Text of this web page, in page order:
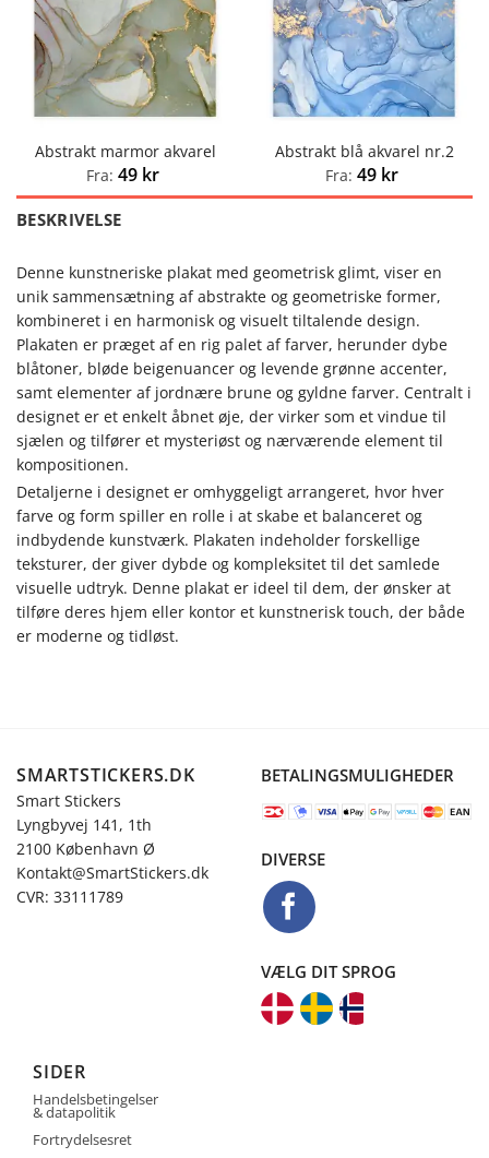
Abstrakt marmor akvarel
Fra: 49 kr
Abstrakt blå akvarel nr.2
Fra: 49 kr
BESKRIVELSE
Denne kunstneriske plakat med geometrisk glimt, viser en
unik sammensætning af abstrakte og geometriske former,
kombineret i en harmonisk og visuelt tiltalende design.
Plakaten er præget af en rig palet af farver, herunder dybe
blåtoner, bløde beigenuancer og levende grønne accenter,
samt elementer af jordnære brune og gyldne farver. Centralt i
designet er et enkelt åbnet øje, der virker som et vindue til
sjælen og tilfører et mysteriøst og nærværende element til
kompositionen.
Detaljerne i designet er omhyggeligt arrangeret, hvor hver
farve og form spiller en rolle i at skabe et balanceret og
indbydende kunstværk. Plakaten indeholder forskellige
teksturer, der giver dybde og kompleksitet til det samlede
visuelle udtryk. Denne plakat er ideel til dem, der ønsker at
tilføre deres hjem eller kontor et kunstnerisk touch, der både
er moderne og tidløst.
SMARTSTICKERS.DK
Smart Stickers
Lyngbyvej 141, 1th
2100 København Ø
Kontakt@SmartStickers.dk
CVR: 33111789
BETALINGSMULIGHEDER
DIVERSE
VÆLG DIT SPROG
SIDER
Handelsbetingelser
& datapolitik
Fortrydelsesret